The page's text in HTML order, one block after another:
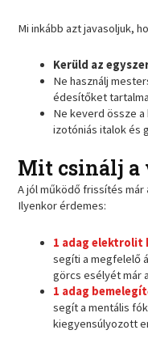
Mi inkább azt javasoljuk,
Kerüld az
Ne használj
édesítőket
Ne keverd össze
izotóniás italok és
Mit csinálj a
A jól működő frissítés már
Ilyenkor érdemes:
1 adag elektrolit
segíti a megfelelő
görcs esélyét már
1 adag
segít a mentális
kiegyensúlyozott